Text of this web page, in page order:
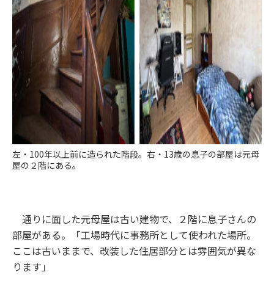
左・100年以上前に造られた階段。右・13歳の息子の部屋は元母
屋の２階にある。
通りに面した元母屋は古い建物で、２階に息子さんの
部屋がある。「工場時代に事務所として使われた場所。
ここは古いままで、改装した住居部分とは雰囲気が異な
ります」